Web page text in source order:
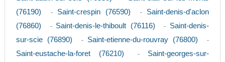
(76190)
- Saint-crespin (76590) - Saint-denis-d'aclon
(76860)
- Saint-denis-le-thiboult (76116) - Saint-denis-
sur-scie (76890)
- Saint-etienne-du-rouvray (76800) -
Saint-eustache-la-foret (76210) - Saint-georges-sur-